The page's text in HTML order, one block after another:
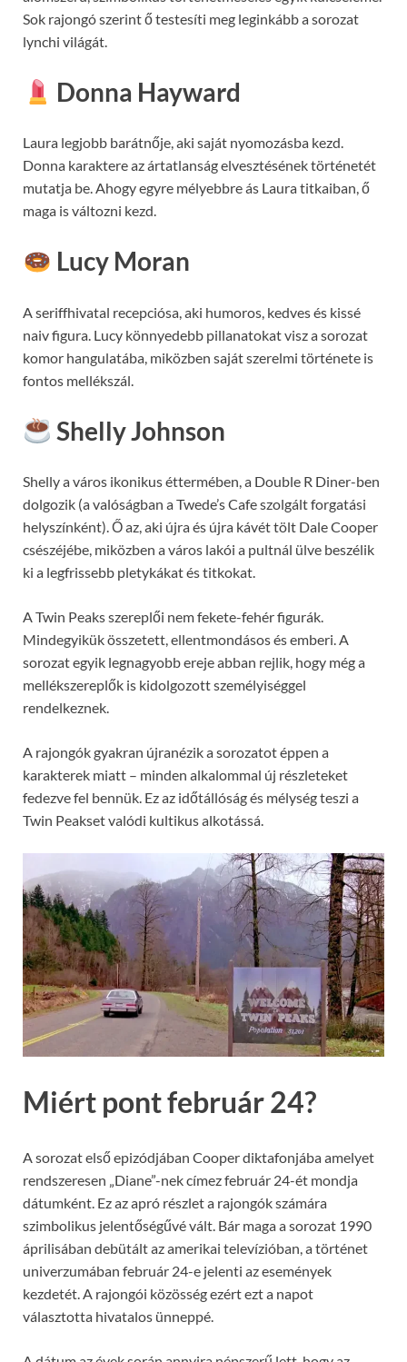
Sok rajongó szerint ő testesíti meg leginkább a sorozat
lynchi világát.
Donna Hayward
Laura legjobb barátnője, aki saját nyomozásba kezd.
Donna karaktere az ártatlanság elvesztésének történetét
mutatja be. Ahogy egyre mélyebbre ás Laura titkaiban, ő
maga is változni kezd.
Lucy Moran
A seriffhivatal recepciósa, aki humoros, kedves és kissé
naiv figura. Lucy könnyedebb pillanatokat visz a sorozat
komor hangulatába, miközben saját szerelmi története is
fontos mellékszál.
Shelly Johnson
Shelly a város ikonikus éttermében, a Double R Diner-ben
dolgozik (a valóságban a Twede’s Cafe szolgált forgatási
helyszínként). Ő az, aki újra és újra kávét tölt Dale Cooper
csészéjébe, miközben a város lakói a pultnál ülve beszélik
ki a legfrissebb pletykákat és titkokat.
A Twin Peaks szereplői nem fekete-fehér figurák.
Mindegyikük összetett, ellentmondásos és emberi. A
sorozat egyik legnagyobb ereje abban rejlik, hogy még a
mellékszereplők is kidolgozott személyiséggel
rendelkeznek.
A rajongók gyakran újranézik a sorozatot éppen a
karakterek miatt – minden alkalommal új részleteket
fedezve fel bennük. Ez az időtállóság és mélység teszi a
Twin Peakset valódi kultikus alkotássá.
Miért pont február 24?
A sorozat első epizódjában Cooper diktafonjába amelyet
rendszeresen „Diane”-nek címez február 24-ét mondja
dátumként. Ez az apró részlet a rajongók számára
szimbolikus jelentőségűvé vált. Bár maga a sorozat 1990
áprilisában debütált az amerikai televízióban, a történet
univerzumában február 24-e jelenti az események
kezdetét. A rajongói közösség ezért ezt a napot
választotta hivatalos ünneppé.